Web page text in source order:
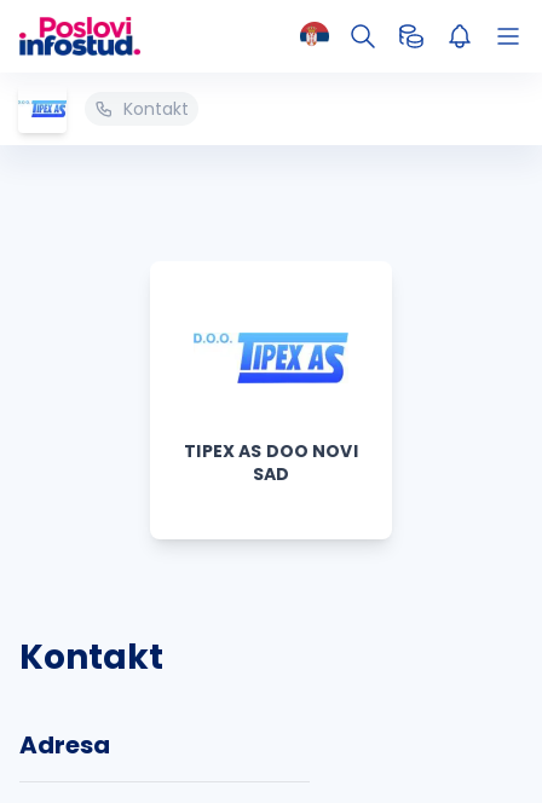
Kontakt
TIPEX AS DOO NOVI
SAD
Kontakt
Adresa